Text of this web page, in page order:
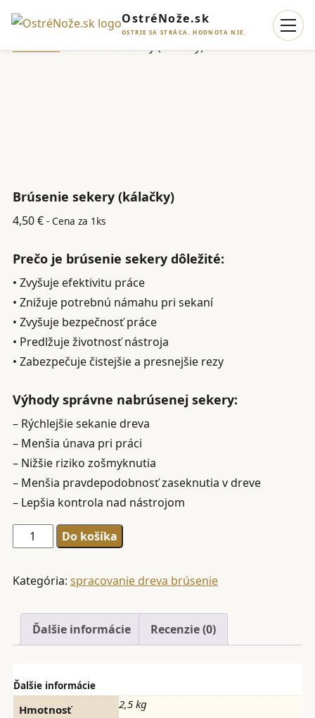
OstréNože.sk
OSTRIE SA STRÁCA. HODNOTA NIE.
Domov/Služby brúsenia/spracovanie dreva
brúsenie/ Brúsenie sekery (kálačky)
Brúsenie sekery (kálačky)
4,50€ - Cena za 1ks
Prečo je brúsenie sekery dôležité:
• Zvyšuje efektivitu práce
• Znižuje potrebnú námahu pri sekaní
• Zvyšuje bezpečnosť práce
• Predlžuje životnosť nástroja
• Zabezpečuje čistejšie a presnejšie rezy
Výhody správne nabrúsenej sekery:
– Rýchlejšie sekanie dreva
– Menšia únava pri práci
– Nižšie riziko zošmyknutia
– Menšia pravdepodobnosť zaseknutia v dreve
– Lepšia kontrola nad nástrojom
množstvo
Brúsenie
sekery
(kálačky)
Do košíka
Kategória: spracovanie dreva brúsenie
Ďalšie informácie Recenzie (0)
Ďalšie informácie
Hmotnosť 2,5 kg